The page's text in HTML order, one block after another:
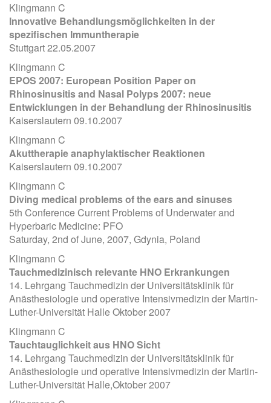
Klingmann C
Innovative Behandlungsmöglichkeiten in der
spezifischen Immuntherapie
Stuttgart 22.05.2007
Klingmann C
EPOS 2007: European Position Paper on
Rhinosinusitis and Nasal Polyps 2007: neue
Entwicklungen in der Behandlung der Rhinosinusitis
Kaiserslautern 09.10.2007
Klingmann C
Akuttherapie anaphylaktischer Reaktionen
Kaiserslautern 09.10.2007
Klingmann C
Diving medical problems of the ears and sinuses
5th Conference Current Problems of Underwater and
Hyperbaric Medicine: PFO
Saturday, 2nd of June, 2007, Gdynia, Poland
Klingmann C
Tauchmedizinisch relevante HNO Erkrankungen
14. Lehrgang Tauchmedizin der Universitätsklinik für
Anästhesiologie und operative Intensivmedizin der Martin-
Luther-Universität Halle Oktober 2007
Klingmann C
Tauchtauglichkeit aus HNO Sicht
14. Lehrgang Tauchmedizin der Universitätsklinik für
Anästhesiologie und operative Intensivmedizin der Martin-
Luther-Universität Halle,Oktober 2007